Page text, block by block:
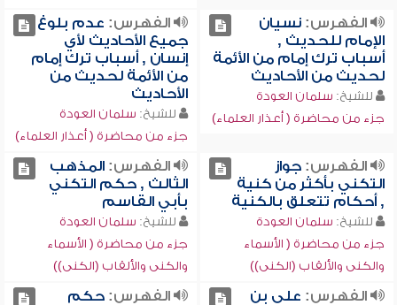
الفهرس:نسيان
الإمام للحديث ,
أسباب ترك إمام من الأئمة
لحديث من الأحاديث
للشيخ: سلمان العودة
جزء من محاضرة ( أعذار العلماء)
الفهرس: عدم بلوغ
جميع الأحاديث لأي
إنسان , أسباب ترك إمام
من الأئمة لحديث من
الأحاديث
للشيخ: سلمان العودة
جزء من محاضرة ( أعذار العلماء)
الفهرس:جواز
التكني بأكثر من كنية
, أحكام تتعلق بالكنية
للشيخ: سلمان العودة
جزء من محاضرة ( الأسماء
والكنى والألقاب (الكنى))
الفهرس:المذهب
الثالث , حكم التكني
بأبي القاسم
للشيخ: سلمان العودة
جزء من محاضرة ( الأسماء
والكنى والألقاب (الكنى))
الفهرس: علي بن
الفهرس:حكم